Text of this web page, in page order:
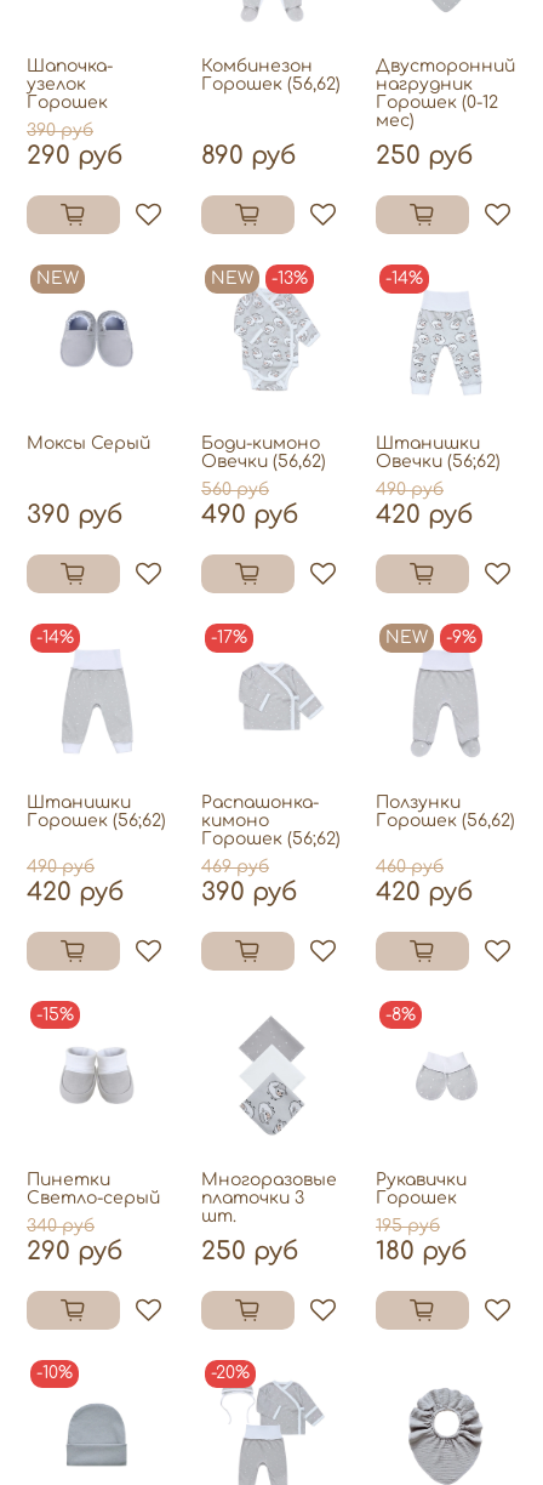
Шапочка-
узелок
Горошек
390 руб
290 руб
Комбинезон
Горошек (56,62)
890 руб
Двусторонний
нагрудник
Горошек (0-12
мес)
250 руб
NEW
Моксы Серый
390 руб
NEW -13%
Боди-кимоно
Овечки (56,62)
560 руб
490 руб
-14%
Штанишки
Овечки (56;62)
490 руб
420 руб
-14%
Штанишки
Горошек (56;62)
490 руб
420 руб
-17%
Распашонка-
кимоно
Горошек (56;62)
469 руб
390 руб
NEW -9%
Ползунки
Горошек (56,62)
460 руб
420 руб
-15%
Пинетки
Светло-серый
340 руб
290 руб
Многоразовые
платочки 3
шт.
250 руб
-8%
Рукавички
Горошек
195 руб
180 руб
-10% -20%